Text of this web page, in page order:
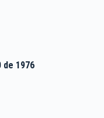
de 1976